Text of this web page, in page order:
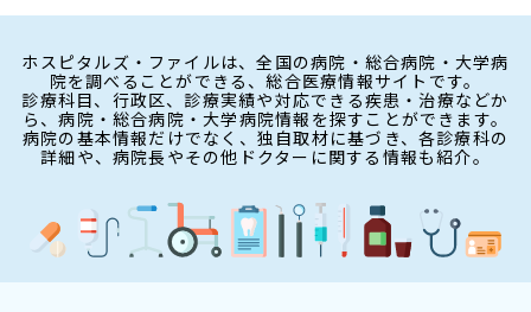
ホスピタルズ・ファイルは、全国の病院・総合病院・大学病
院を調べることができる、総合医療情報サイトです。
診療科目、行政区、診療実績や対応できる疾患・治療などか
ら、病院・総合病院・大学病院情報を探すことができます。
病院の基本情報だけでなく、独自取材に基づき、各診療科の
詳細や、病院長やその他ドクターに関する情報も紹介。